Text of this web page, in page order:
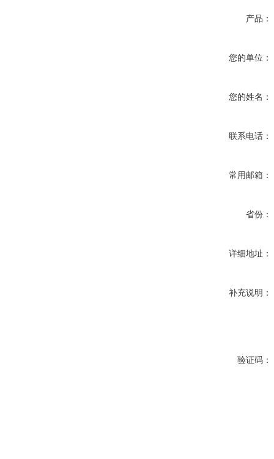
产品：
您的单位：
您的姓名：
联系电话：
常用邮箱：
省份：
详细地址：
补充说明：
验证码：